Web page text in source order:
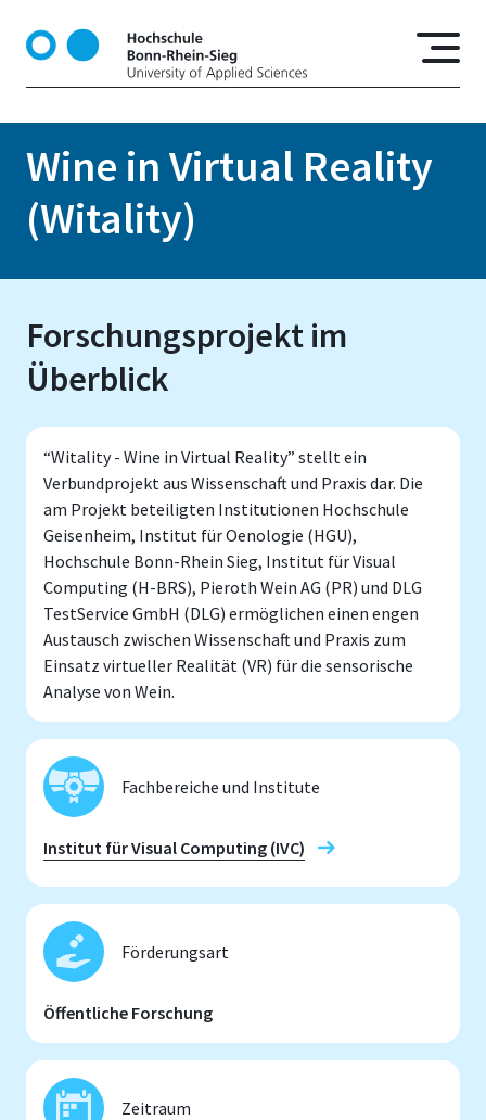
k
n
Wine in Virtual Reality
(Witality)
Forschungsprojekt im
Überblick
“Witality - Wine in Virtual Reality” stellt ein
Verbundprojekt aus Wissenschaft und Praxis dar. Die
am Projekt beteiligten Institutionen Hochschule
Geisenheim, Institut für Oenologie (HGU),
Hochschule Bonn-Rhein Sieg, Institut für Visual
Computing (H-BRS), Pieroth Wein AG (PR) und DLG
TestService GmbH (DLG) ermöglichen einen engen
Austausch zwischen Wissenschaft und Praxis zum
Einsatz virtueller Realität (VR) für die sensorische
Analyse von Wein.
Fachbereiche und Institute
Institut für Visual Computing (IVC)
Förderungsart
Öffentliche Forschung
Zeitraum